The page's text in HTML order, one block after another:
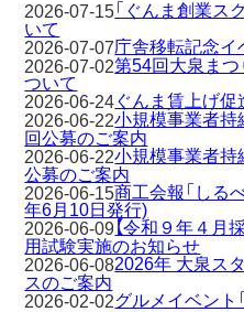
2026-07-15「ぐんま創業ス
いて
2026-07-07庁舎移転記念イ
2026-07-02第54回大泉ま
ついて
2026-06-24ぐんま賃上げ
2026-06-22小規模事業者持
回公募のご案内
2026-06-22小規模事業者持
公募のご案内
2026-06-15商工会報「しる
年6月10日発行)
2026-06-09 【令和９年４月
用試験実施のお知らせ
2026-06-082026年 大泉ス
スのご案内
2026-02-02グルメイベント